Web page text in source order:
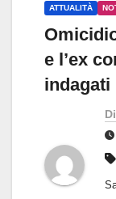
ATTUALITÀ
e l’ex
indagati
Di